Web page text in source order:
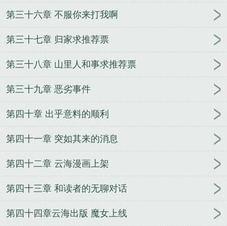
第三十六章 不服你来打我啊
第三十七章 归家求推荐票
第三十八章 山里人和事求推荐票
第三十九章 恶劣事件
第四十章 出乎意料的顺利
第四十一章 突如其来的消息
第四十二章 云海漫画上架
第四十三章 和读者的无聊对话
第四十四章云海出版 魔女上线